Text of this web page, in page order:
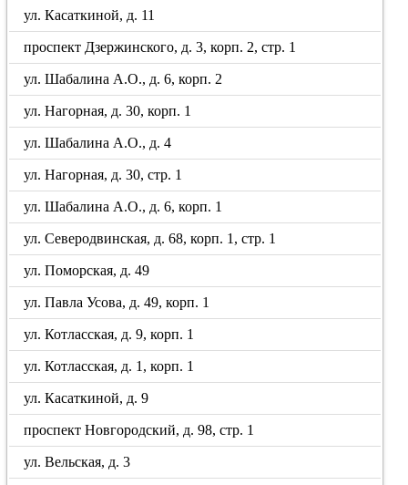
ул. Касаткиной, д. 11
проспект Дзержинского, д. 3, корп. 2, стр. 1
ул. Шабалина А.О., д. 6, корп. 2
ул. Нагорная, д. 30, корп. 1
ул. Шабалина А.О., д. 4
ул. Нагорная, д. 30, стр. 1
ул. Шабалина А.О., д. 6, корп. 1
ул. Северодвинская, д. 68, корп. 1, стр. 1
ул. Поморская, д. 49
ул. Павла Усова, д. 49, корп. 1
ул. Котласская, д. 9, корп. 1
ул. Котласская, д. 1, корп. 1
ул. Касаткиной, д. 9
проспект Новгородский, д. 98, стр. 1
ул. Вельская, д. 3